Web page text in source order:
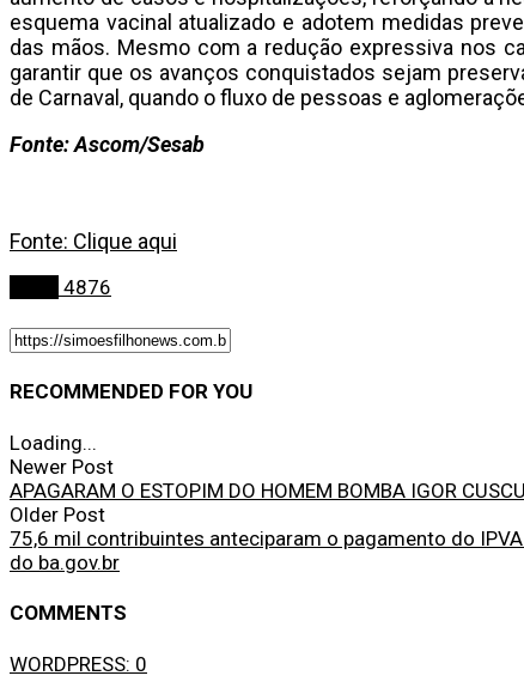
esquema vacinal atualizado e adotem medidas
das mãos. Mesmo com a redução expressiva nos
garantir que os avanços conquistados sejam
de Carnaval, quando o fluxo de pessoas e
Fonte: Ascom/Sesab
Fonte: Clique aqui
4876
RECOMMENDED FOR YOU
Loading...
Newer Post
APAGARAM O ESTOPIM DO HOMEM BOMBA IGOR
Older Post
75,6 mil contribuintes anteciparam o pagamento do
do ba.gov.br
COMMENTS
WORDPRESS: 0